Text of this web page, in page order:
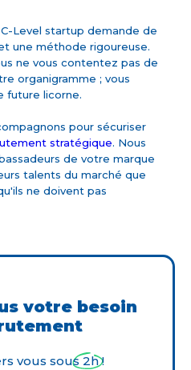
Level startup demande de
une méthode rigoureuse.
ne vous contentez pas de
organigramme ; vous
future licorne.
pour sécuriser
stratégique. Nous
de votre marque
talents du marché que
ne doivent pas
votre besoin
vous sous 2h !